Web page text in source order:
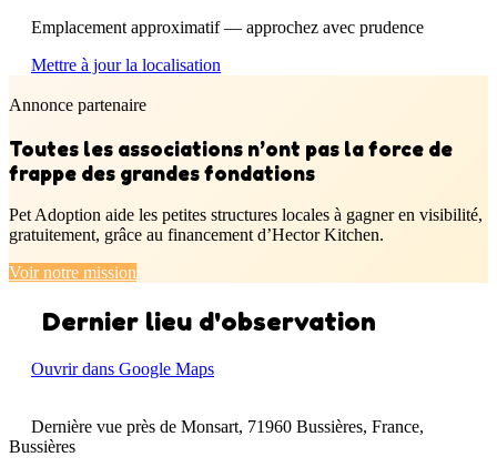
Emplacement approximatif — approchez avec prudence
Mettre à jour la localisation
Annonce partenaire
Toutes les associations n’ont pas la force de
frappe des grandes fondations
Pet Adoption aide les petites structures locales à gagner en visibilité,
gratuitement, grâce au financement d’Hector Kitchen.
Voir notre mission
Dernier lieu d'observation
Ouvrir dans Google Maps
Dernière vue près de Monsart, 71960 Bussières, France,
Bussières